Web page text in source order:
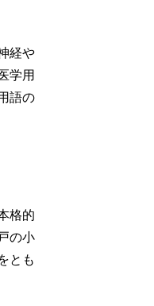
経や
学用
語の
格的
の小
とも